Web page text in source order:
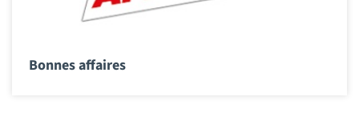
Bonnes affaires